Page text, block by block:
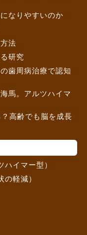
なりやすいのか
法
研究
歯周病治療で認知
馬。アルツハイマ
高齢でも脳を成長
イマー型）
軽減）